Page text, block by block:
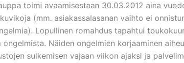
toimi avaamisestaan 30.03.2012 aina
(mm. asiakassalasanan vaihto ei
Lopullinen romahdus tapahtui
Näiden ongelmien korjaaminen
sulkemisen vajaan viikon ajaksi ja